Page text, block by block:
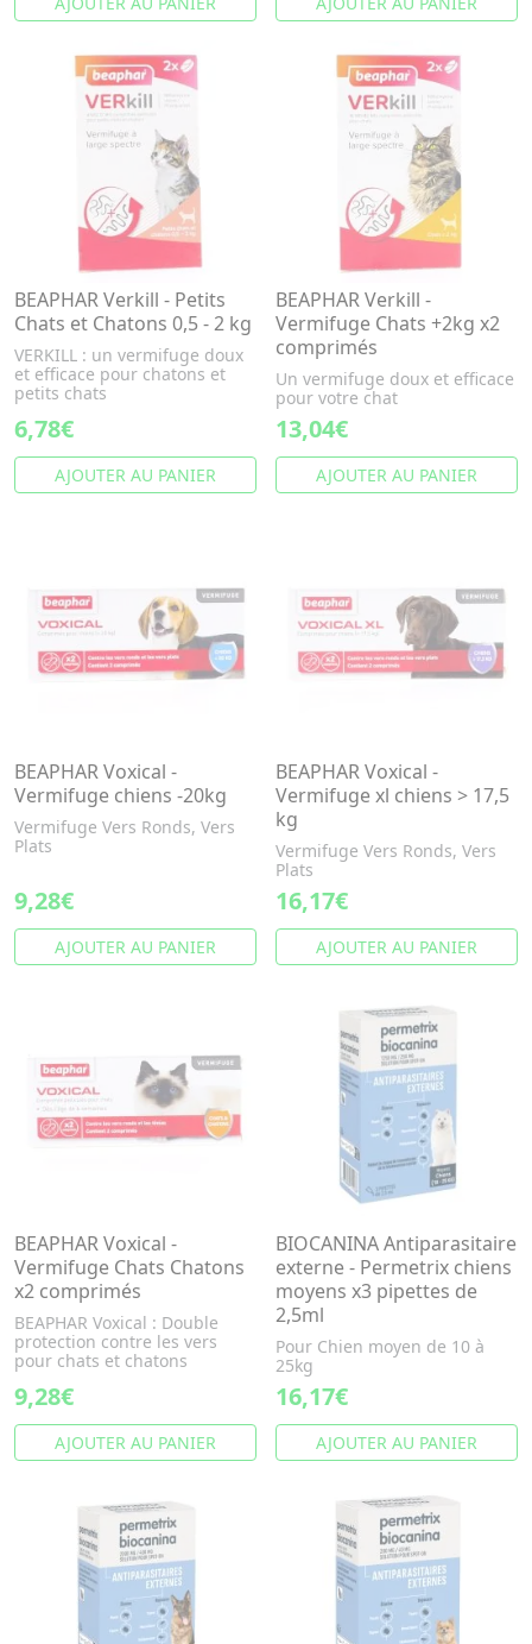
BEAPHAR Verkill - Petits
Chats et Chatons 0,5 - 2 kg
VERKILL : un vermifuge doux
et efficace pour chatons et
petits chats
6,78€
AJOUTER AU PANIER
BEAPHAR Verkill -
Vermifuge Chats +2kg x2
comprimés
Un vermifuge doux et efficace
pour votre chat
13,04€
AJOUTER AU PANIER
BEAPHAR Voxical -
Vermifuge chiens -20kg
Vermifuge Vers Ronds, Vers
Plats
9,28€
AJOUTER AU PANIER
BEAPHAR Voxical -
Vermifuge xl chiens > 17,5
kg
Vermifuge Vers Ronds, Vers
Plats
16,17€
AJOUTER AU PANIER
BEAPHAR Voxical -
Vermifuge Chats Chatons
x2 comprimés
BEAPHAR Voxical : Double
protection contre les vers
pour chats et chatons
9,28€
AJOUTER AU PANIER
BIOCANINA Antiparasitaire
externe - Permetrix chiens
moyens x3 pipettes de
2,5ml
Pour Chien moyen de 10 à
25kg
16,17€
AJOUTER AU PANIER